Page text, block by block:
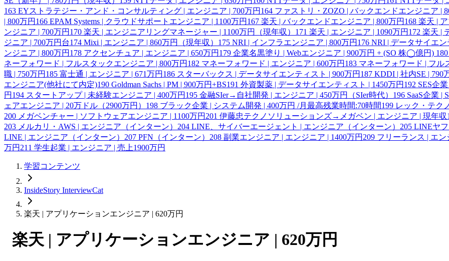
163 EYストラテジー・アンド・コンサルティング | エンジニア | 700万円 164 ファストリ・ZOZO | バックエンドエンジニア |
| 800万円 166 EPAM Systems | クラウドサポートエンジニア | 1100万円 167 楽天 | バックエンドエンジニア | 800万円 168 楽天 |
ンジニア | 700万円 170 楽天 | エンジニアリングマネージャー | 1100万円（現年収） 171 楽天 | エンジニア | 1090万円 172 楽天 |
ジニア | 700万円台174 Mixi | エンジニア | 860万円（現年収） 175 NRI | インフラエンジニア | 800万円 176 NRI | データサイエ
ンジニア | 800万円 178 アクセンチュア | エンジニア | 650万円 179 企業名黒塗り | Webエンジニア | 900万円 + (SO 株◯億円) 180
ネーフォワード | フルスタックエンジニア | 800万円 182 マネーフォワード | エンジニア | 600万円 183 マネーフォワード | フル
職 | 750万円 185 富士通 | エンジニア | 671万円 186 スターバックス | データサイエンティスト | 900万円 187 KDDI | 社内SE | 790
エンジニア(他社にて内定)190 Goldman Sachs | PM | 900万円+BS191 外資製薬 | データサイエンティスト | 1450万円 192 SES企
円 194 スタートアップ | 未経験エンジニア | 400万円 195 金融SIer→自社開発 | エンジニア | 450万円（SIer時代） 196 SaaS企業 |
ェアエンジニア | 20万ドル（2900万円） 198 ブラック企業 | システム開発 | 400万円 /月最高残業時間:70時間199 レック・テク
200 メガベンチャー | ソフトウェアエンジニア | 1100万円 201 伊藤忠テクノソリューションズ→メガベン | エンジニア | 現年収
203 メルカリ・AWS | エンジニア（インターン） 204 LINE、サイバーエージェント | エンジニア（インターン） 205 LINEヤ
LINE | エンジニア（インターン） 207 PFN（インターン） 208 副業エンジニア | エンジニア | 1400万円 209 フリーランス | エ
万円 211 学生起業 | エンジニア | 売上1900万円
学習コンテンツ
InsideStory InterviewCat
楽天 | アプリケーションエンジニア | 620万円
楽天 | アプリケーションエンジニア | 620万円